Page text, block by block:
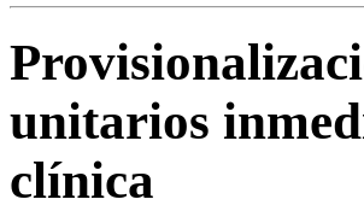
unitarios
clínica